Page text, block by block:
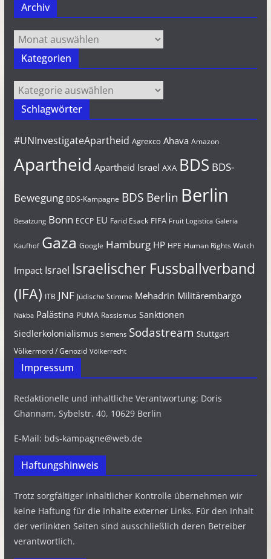
Archiv
Archiv
Kategorien
Kategorien
Schlagwörter
#UNInvestigateApartheid Agrexco Ahava Amazon
Apartheid Apartheid Israel AXA BDS BDS-
Bewegung BDS-Kampagne BDS Berlin Berlin
Besatzung Bonn ECCP EU Farid Esack FIFA Fruit Logistica Galeria
Kaufhof Gaza Google Hamburg HP HPE Human Rights Watch
Impact Israel Israelischer Fussballverband
(IFA) ITB JNF Jüdische Stimme Mehadrin Militärembargo
Nakba Palästina PUMA Rassismus Sanktionen
Siedlerkolonialismus Siemens Sodastream Stuttgart
Völkermord / Genozid Völkerrecht
Impressum
Redaktionelle und inhaltliche Verantwortung: Doris
Ghannam, Sybelstr. 40, 10629 Berlin
E-Mail: bds-kampagne@web.de
Haftungshinweis
Trotz sorgfältiger inhaltlicher Kontrolle übernehmen wir
keine Haftung für die Inhalte externer Links. Für den Inhalt
der verlinkten Seiten sind ausschließlich deren Betreiber
verantwortlich.